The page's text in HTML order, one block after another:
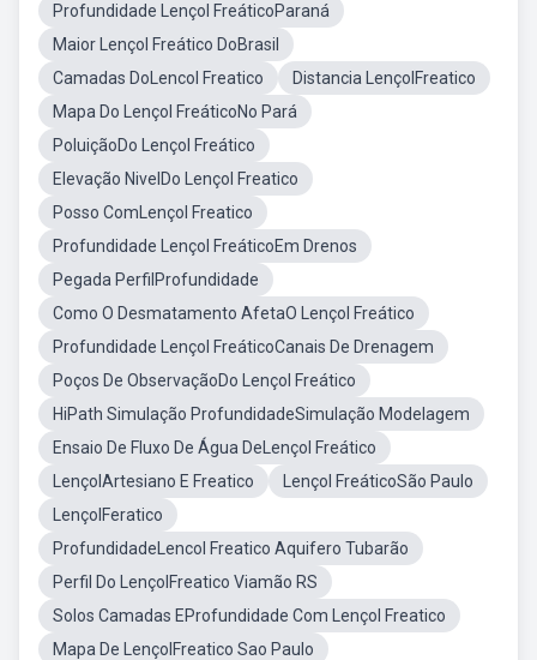
Profundidade Lençol FreáticoParaná
Maior Lençol Freático DoBrasil
Camadas DoLencol Freatico
Distancia LençolFreatico
Mapa Do Lençol FreáticoNo Pará
PoluiçãoDo Lençol Freático
Elevação NivelDo Lençol Freatico
Posso ComLençol Freatico
Profundidade Lençol FreáticoEm Drenos
Pegada PerfilProfundidade
Como O Desmatamento AfetaO Lençol Freático
Profundidade Lençol FreáticoCanais De Drenagem
Poços De ObservaçãoDo Lençol Freático
HiPath Simulação ProfundidadeSimulação Modelagem
Ensaio De Fluxo De Água DeLençol Freático
LençolArtesiano E Freatico
Lençol FreáticoSão Paulo
LençolFeratico
ProfundidadeLencol Freatico Aquifero Tubarão
Perfil Do LençolFreatico Viamão RS
Solos Camadas EProfundidade Com Lençol Freatico
Mapa De LençolFreatico Sao Paulo